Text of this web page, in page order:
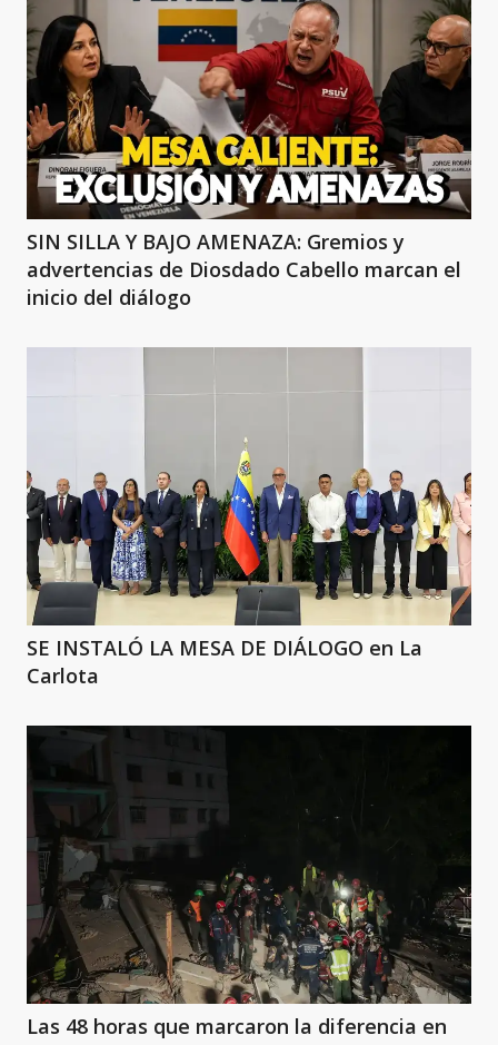
SIN SILLA Y BAJO AMENAZA: Gremios y
advertencias de Diosdado Cabello marcan el
inicio del diálogo
SE INSTALÓ LA MESA DE DIÁLOGO en La
Carlota
Las 48 horas que marcaron la diferencia en